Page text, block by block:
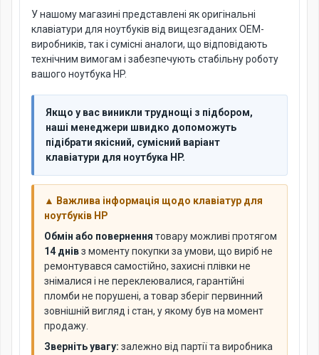
У нашому магазині представлені як оригінальні
клавіатури для ноутбуків від вищезгаданих OEM-
виробників, так і сумісні аналоги, що відповідають
технічним вимогам і забезпечують стабільну роботу
вашого ноутбука HP.
Якщо у вас виникли труднощі з підбором,
наші менеджери швидко допоможуть
підібрати якісний, сумісний варіант
клавіатури для ноутбука HP.
▲ Важлива інформація щодо клавіатур для
ноутбуків HP
Обмін або повернення товару можливі протягом
14 днівз моменту покупки за умови, що виріб не
ремонтувався самостійно, захисні плівки не
знімалися і не переклеювалися, гарантійні
пломби не порушені, а товар зберіг первинний
зовнішній вигляд і стан, у якому був на момент
продажу.
Зверніть увагу: залежно від партії та виробника